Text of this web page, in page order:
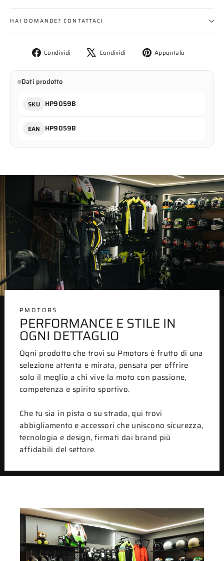
HAI DOMANDE? CONTATTACI
Condividi
Condividi
Facebook
Condividi
Twitta
X
Appuntalo
pin
Dati prodotto
SKU HP9059B
EAN HP9059B
PMOTORS
PERFORMANCE E STILE IN
OGNI DETTAGLIO
Ogni prodotto che trovi su Pmotors è frutto di una
selezione attenta e mirata, pensata per offrire
solo il meglio a chi vive la moto con passione,
competenza e spirito sportivo.
Che tu sia in pista o su strada, qui trovi
abbigliamento e accessori che uniscono sicurezza,
tecnologia e design, firmati dai brand più
affidabili del settore.